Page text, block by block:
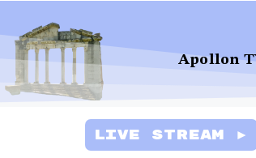
Apollon
Live Stream ►